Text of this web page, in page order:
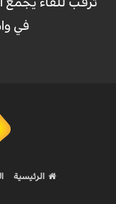
ترقب للقاء يجمع
في
الرئيسية